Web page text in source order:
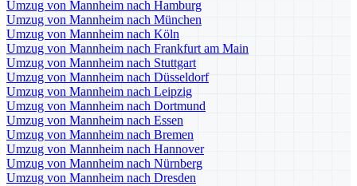
Umzug von Mannheim nach Hamburg
Umzug von Mannheim nach München
Umzug von Mannheim nach Köln
Umzug von Mannheim nach Frankfurt am Main
Umzug von Mannheim nach Stuttgart
Umzug von Mannheim nach Düsseldorf
Umzug von Mannheim nach Leipzig
Umzug von Mannheim nach Dortmund
Umzug von Mannheim nach Essen
Umzug von Mannheim nach Bremen
Umzug von Mannheim nach Hannover
Umzug von Mannheim nach Nürnberg
Umzug von Mannheim nach Dresden